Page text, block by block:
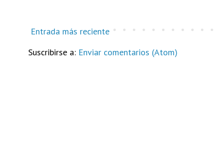
Entrada más reciente
Suscribirse a: Enviar comentarios (Atom)